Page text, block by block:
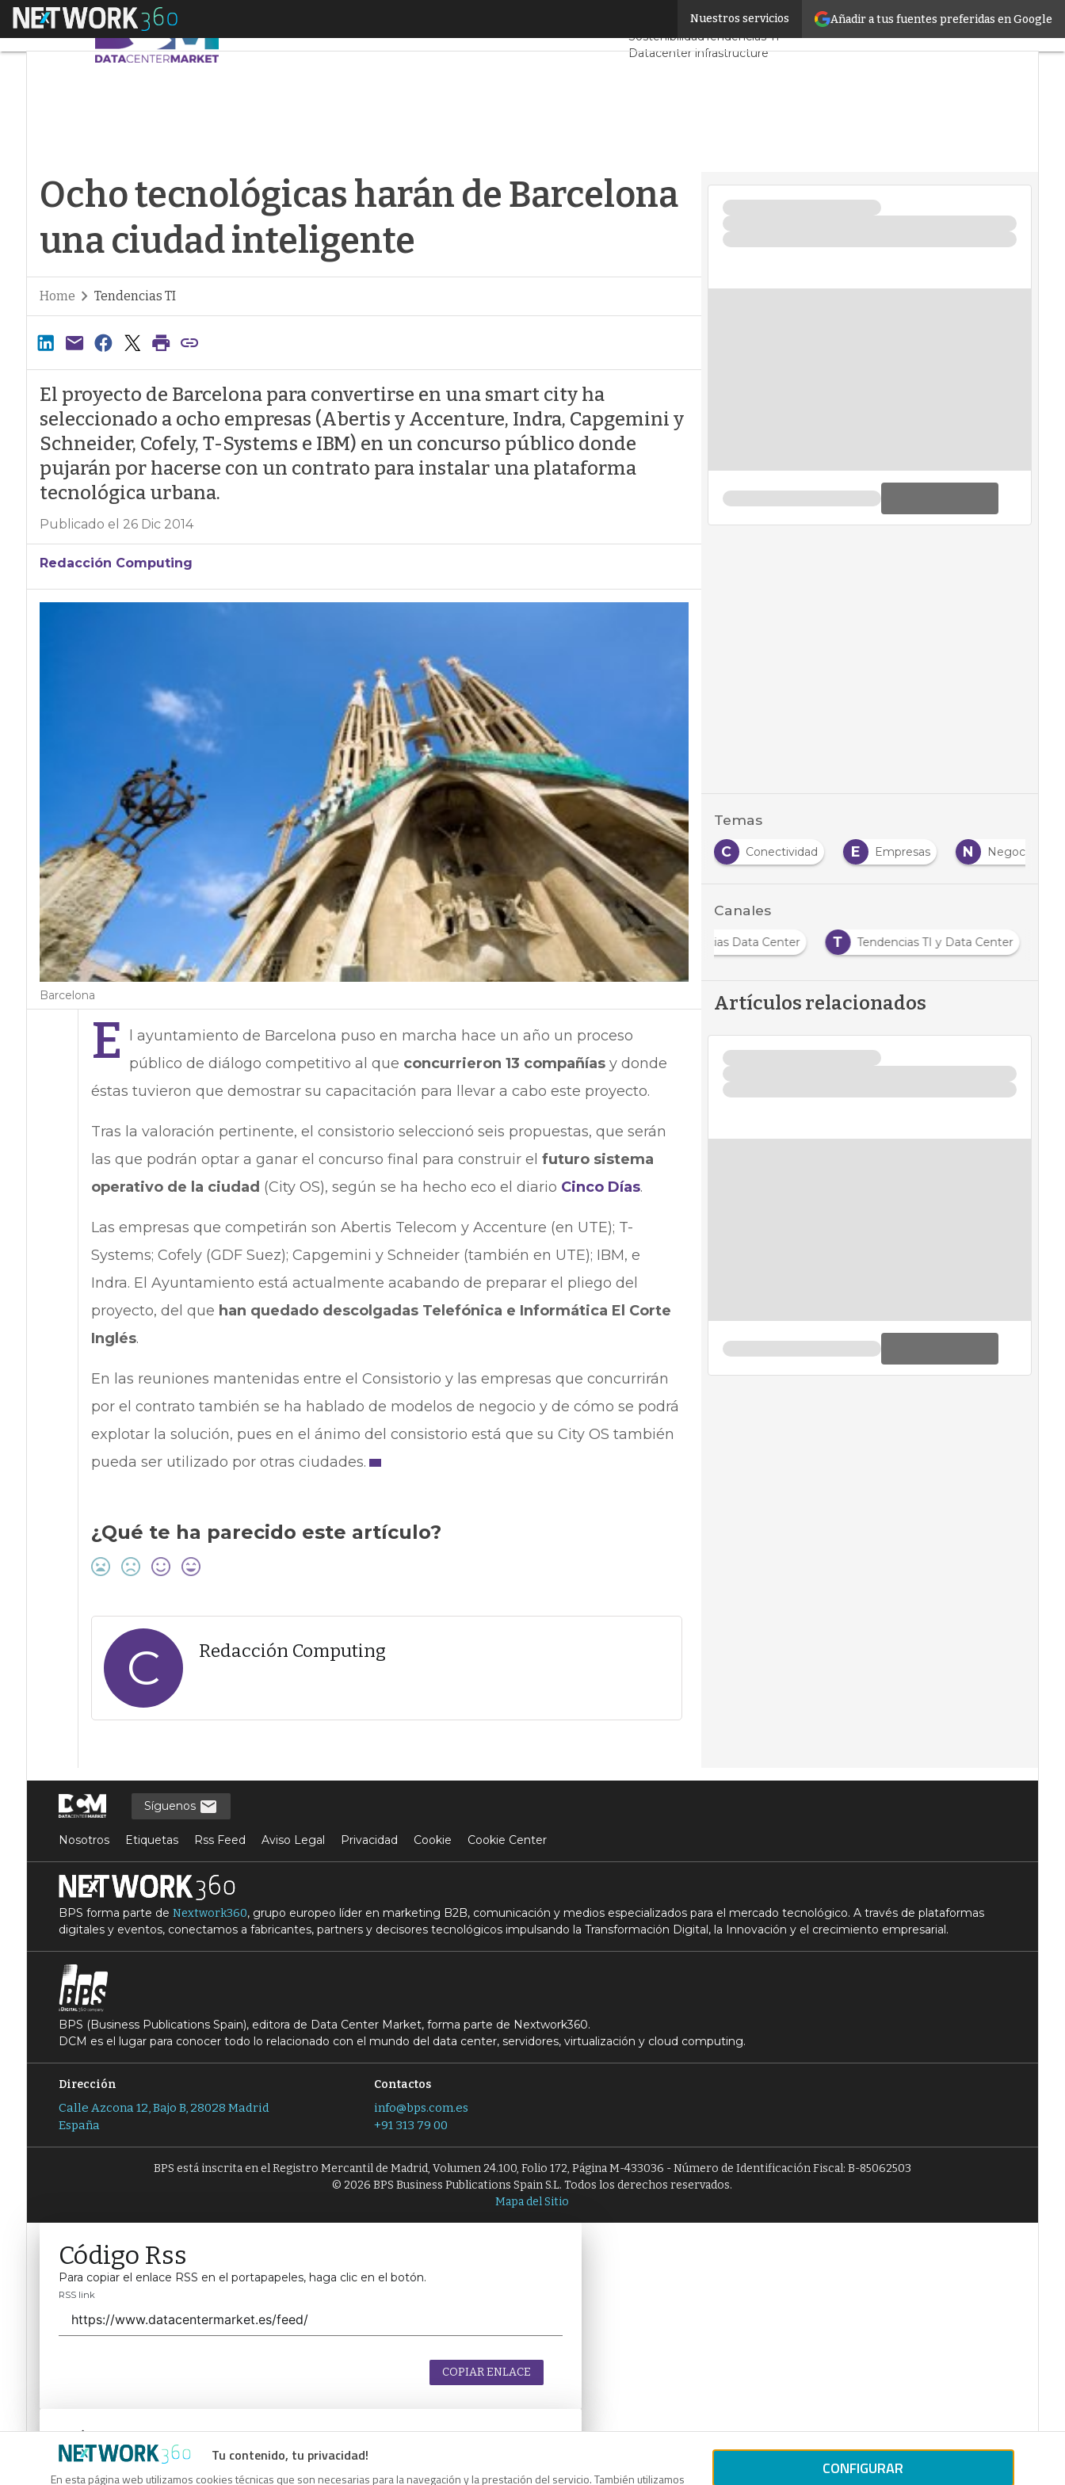
Añadir a tus fuentes preferidas en Google
Nuestros servicios
Menú Servidores CPD y MercadoProyectos
SostenibilidadTendencias TI
Datacenter infrastructure
Ocho tecnológicas harán de Barcelona
una ciudad inteligente
Home Tendencias TI
El proyecto de Barcelona para convertirse en una smart city ha
seleccionado a ocho empresas (Abertis y Accenture, Indra, Capgemini y
Schneider, Cofely, T-Systems e IBM) en un concurso público donde
pujarán por hacerse con un contrato para instalar una plataforma
tecnológica urbana.
Publicado el 26 Dic 2014
Redacción Computing
Barcelona
E
l ayuntamiento de Barcelona puso en marcha hace un año un proceso
público de diálogo competitivo al que concurrieron 13 compañías y donde
éstas tuvieron que demostrar su capacitación para llevar a cabo este proyecto.
Tras la valoración pertinente, el consistorio seleccionó seis propuestas, que serán
las que podrán optar a ganar el concurso final para construir el futuro sistema
operativo de la ciudad (City OS), según se ha hecho eco el diario Cinco Días.
Las empresas que competirán son Abertis Telecom y Accenture (en UTE); T-
Systems; Cofely (GDF Suez); Capgemini y Schneider (también en UTE); IBM, e
Indra. El Ayuntamiento está actualmente acabando de preparar el pliego del
proyecto, del que han quedado descolgadas Telefónica e Informática El Corte
Inglés.
En las reuniones mantenidas entre el Consistorio y las empresas que concurrirán
por el contrato también se ha hablado de modelos de negocio y de cómo se podrá
explotar la solución, pues en el ánimo del consistorio está que su City OS también
pueda ser utilizado por otras ciudades.
¿Qué te ha parecido este artículo?
C Redacción Computing
Temas
Administración Pública C Conectividad E Empresas N Negocio
Canales
N
Noticias Data Center T Tendencias TI y Data Center
Artículos relacionados
Tu contenido, tu privacidad!
En esta página web utilizamos cookies técnicas que son necesarias para la navegación y la prestación del servicio. También utilizamos
CONFIGURAR
Síguenos
Nosotros Etiquetas Rss Feed Aviso Legal Privacidad Cookie Cookie Center
BPS forma parte de Nextwork360, grupo europeo líder en marketing B2B, comunicación y medios especializados para el mercado tecnológico. A través de plataformas
digitales y eventos, conectamos a fabricantes, partners y decisores tecnológicos impulsando la Transformación Digital, la Innovación y el crecimiento empresarial.
BPS (Business Publications Spain), editora de Data Center Market, forma parte de Nextwork360.
DCM es el lugar para conocer todo lo relacionado con el mundo del data center, servidores, virtualización y cloud computing.
Dirección
Calle Azcona 12, Bajo B, 28028 Madrid
España
Contactos
info@bps.com.es
+91 313 79 00
BPS está inscrita en el Registro Mercantil de Madrid, Volumen 24.100, Folio 172, Página M-433036 - Número de Identificación Fiscal: B-85062503
© 2026 BPS Business Publications Spain S.L. Todos los derechos reservados.
Mapa del Sitio
Código Rss
Para copiar el enlace RSS en el portapapeles, haga clic en el botón.
RSS link
COPIAR ENLACE
Código Rss
Para copiar el enlace RSS en el portapapeles, haga clic en el botón.
RSS link